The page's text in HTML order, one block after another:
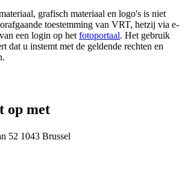
grafisch materiaal en logo's is niet
toestemming van VRT, hetzij via e-
een login op het fotoportaal. Het gebruik
dat u instemt met de geldende rechten en
op met
52 1043 Brussel